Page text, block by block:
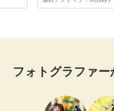
フォトグラファー